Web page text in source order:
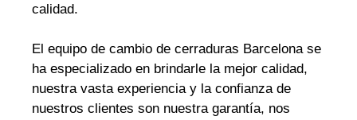
calidad.
El equipo de cambio de cerraduras Barcelona se
ha especializado en brindarle la mejor calidad,
nuestra vasta experiencia y la confianza de
nuestros clientes son nuestra garantía, nos